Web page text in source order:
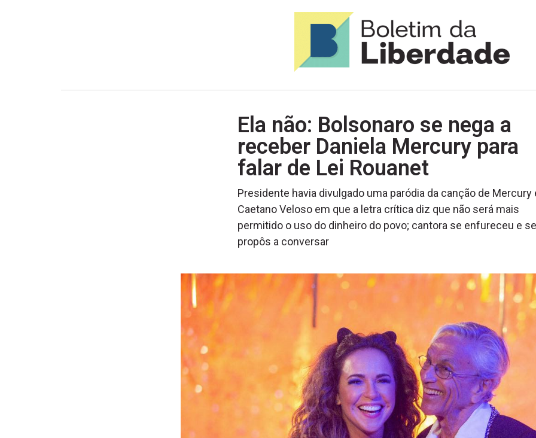
Ela não: Bolsonaro se nega a
receber Daniela Mercury para
falar de Lei Rouanet
Presidente havia divulgado uma paródia da canção de Mercury
Caetano Veloso em que a letra crítica diz que não será mais
permitido o uso do dinheiro do povo; cantora se enfureceu e se
propôs a conversar